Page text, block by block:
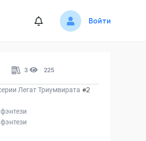
Войти
3 225
Легат Триумвирата #2